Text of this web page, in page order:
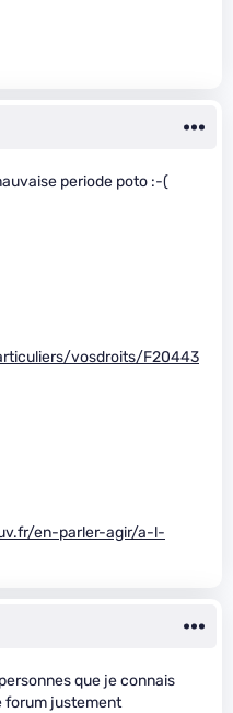
periode poto :-(
vosdroits/F20443
en-parler-agir/a-l-
que je connais
forum justement